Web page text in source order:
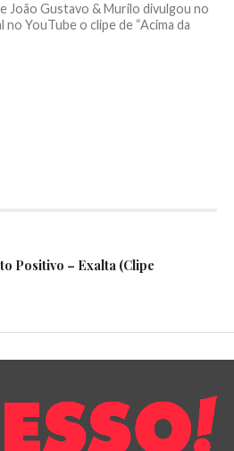
João Gustavo & Murilo divulgou no
no YouTube o clipe de “Acima da
Positivo – Exalta (Clipe